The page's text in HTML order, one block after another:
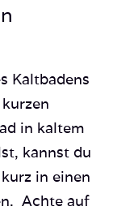
Kaltbadens
in kaltem
kannst du
in einen
Achte auf